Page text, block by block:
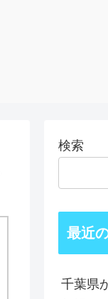
検索
最近
千葉県